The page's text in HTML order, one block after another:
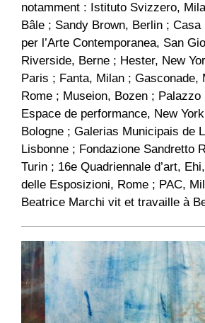
notamment : Istituto Svizzero,
Bâle ; Sandy Brown, Berlin ;
per l’Arte Contemporanea, San
Riverside, Berne ; Hester, New
Paris ; Fanta, Milan ; Gasconade,
Rome ; Museion, Bozen ; Palazzo
Espace de performance, New
Bologne ; Galerias Municipais de
Lisbonne ; Fondazione Sandretto
Turin ; 16e Quadriennale d’art,
delle Esposizioni, Rome ; PAC,
Beatrice Marchi vit et travaille à